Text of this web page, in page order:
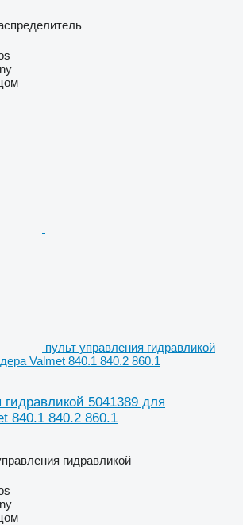
пульт управления гидравликой
Valmet 840.1 840.2 860.1
5041389 для
840.1 840.2 860.1
гидравликой